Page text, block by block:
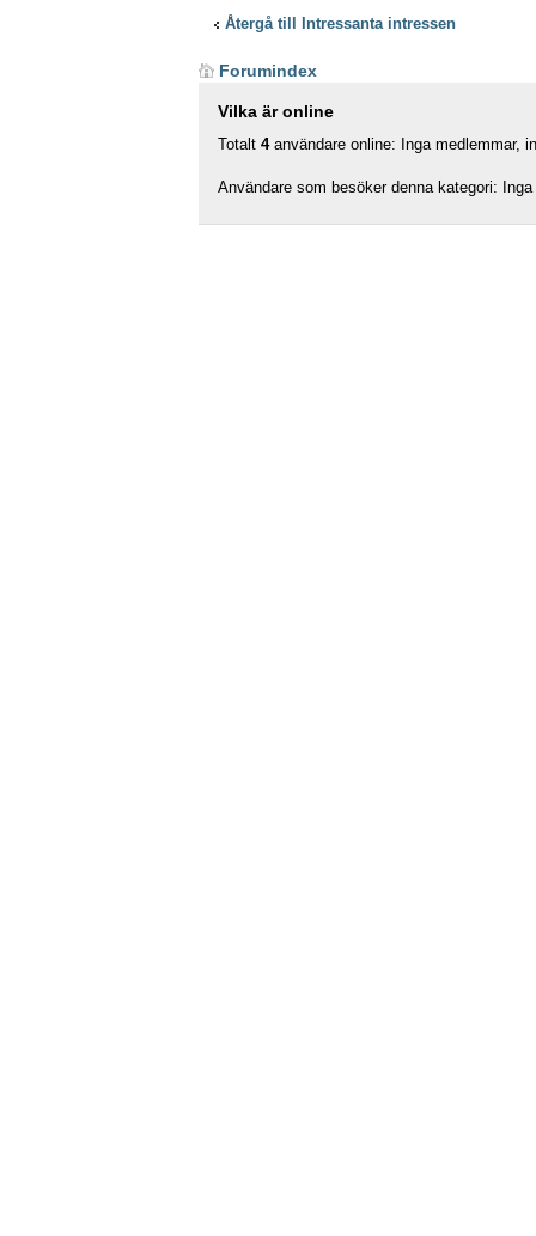
Återgå till Intressanta intressen
Forumindex
Vilka är online
Totalt 4användare online: Inga medlemmar,
Användare som besöker denna kategori: